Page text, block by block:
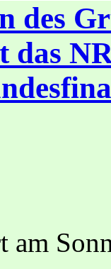
des
das
am